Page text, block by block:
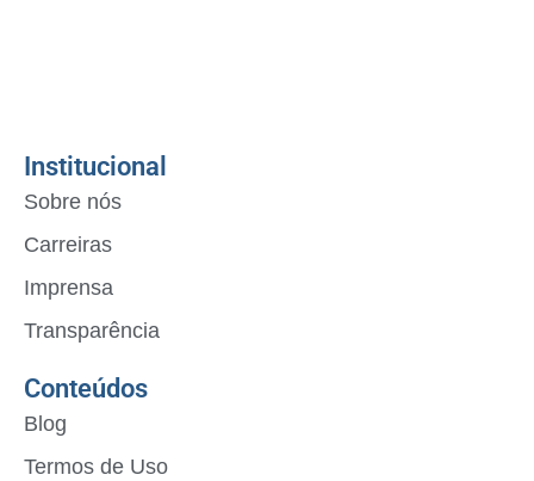
Institucional
Sobre nós
Carreiras
Imprensa
Transparência
Conteúdos
Blog
Termos de Uso